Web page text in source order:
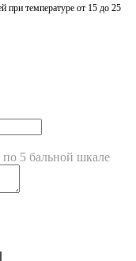
при температуре от 15 до 25
5 бальной шкале